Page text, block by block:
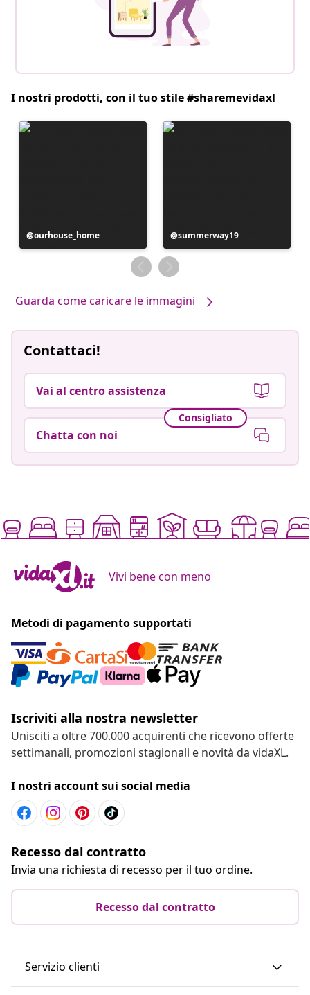
I nostri prodotti, con il tuo stile #sharemevidaxl
Post
pubblicato
ourhouse_home
Post
pubblicato
da
summerway19
Guarda come caricare le immagini
Contattaci!
Vai al centro assistenza
Consigliato
Chatta con noi
Vivi bene con meno
Metodi di pagamento supportati
Iscriviti alla nostra newsletter
Unisciti a oltre 700.000 acquirenti che ricevono offerte
settimanali, promozioni stagionali e novità da vidaXL.
I nostri account sui social media
Recesso dal contratto
Invia una richiesta di recesso per il tuo ordine.
Recesso dal contratto
Servizio clienti